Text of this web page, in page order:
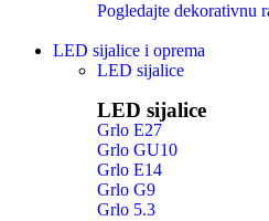
Pogledajte dekorativnu
LED sijalice i oprema
LED sijalice
LED sijalice
Grlo E27
Grlo GU10
Grlo E14
Grlo G9
Grlo 5.3